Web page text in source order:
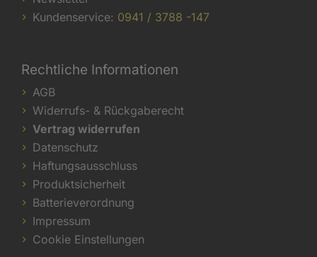
Kundenservice: 0941 / 3788 -147
Rechtliche Informationen
AGB
Widerrufs- & Rückgaberecht
Vertrag widerrufen
Datenschutz
Haftungsausschluss
Produktsicherheit
Batterieverordnung
Impressum
Cookie Einstellungen